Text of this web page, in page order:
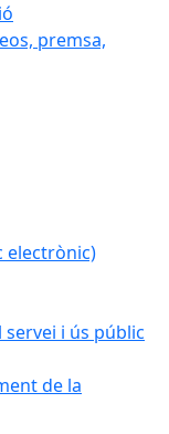
premsa,
electrònic)
i ús públic
de la